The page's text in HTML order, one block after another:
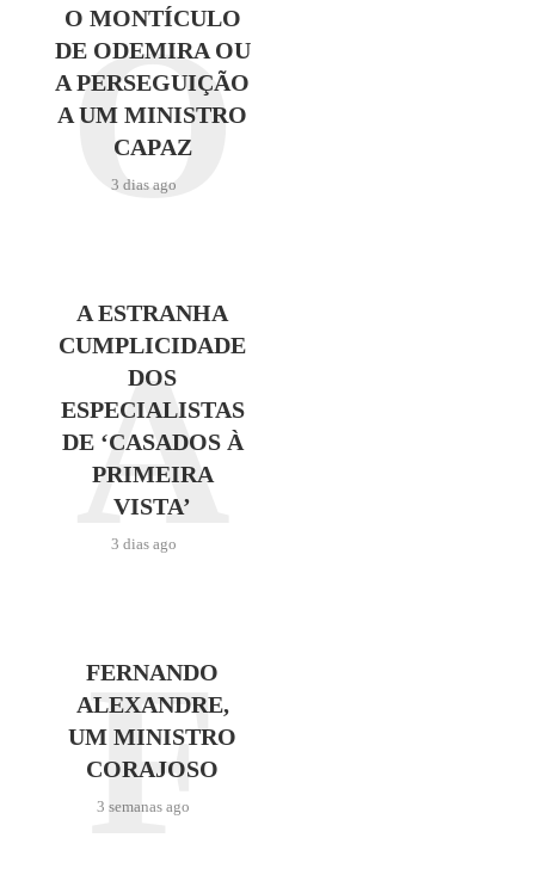
O MONTÍCULO
DE ODEMIRA OU
A PERSEGUIÇÃO
A UM MINISTRO
CAPAZ
3 dias ago
O
A ESTRANHA
CUMPLICIDADE
DOS
ESPECIALISTAS
DE ‘CASADOS À
PRIMEIRA
VISTA’
3 dias ago
A
FERNANDO
ALEXANDRE,
UM MINISTRO
CORAJOSO
3 semanas ago
F